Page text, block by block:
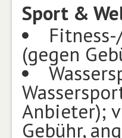
Sport &
(gegen
Anbieter);
Gebühr,